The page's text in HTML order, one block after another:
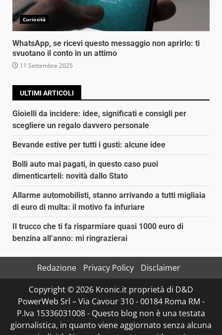
Curiosità
WhatsApp, se ricevi questo messaggio non aprirlo: ti
svuotano il conto in un attimo
11 Settembre 2025
ULTIMI ARTICOLI
Gioielli da incidere: idee, significati e consigli per
scegliere un regalo davvero personale
Bevande estive per tutti i gusti: alcune idee
Bolli auto mai pagati, in questo caso puoi
dimenticarteli: novità dallo Stato
Allarme automobilisti, stanno arrivando a tutti migliaia
di euro di multa: il motivo fa infuriare
Il trucco che ti fa risparmiare quasi 1000 euro di
benzina all’anno: mi ringrazierai
Redazione Privacy Policy
Disclaimer
Copyright © 2026 Kronic.it proprietà di D&D
PowerWeb Srl – Via Cavour 310 - 00184 Roma RM -
P.Iva 15336031008 - Questo blog non è una testata
giornalistica, in quanto viene aggiornato senza alcuna